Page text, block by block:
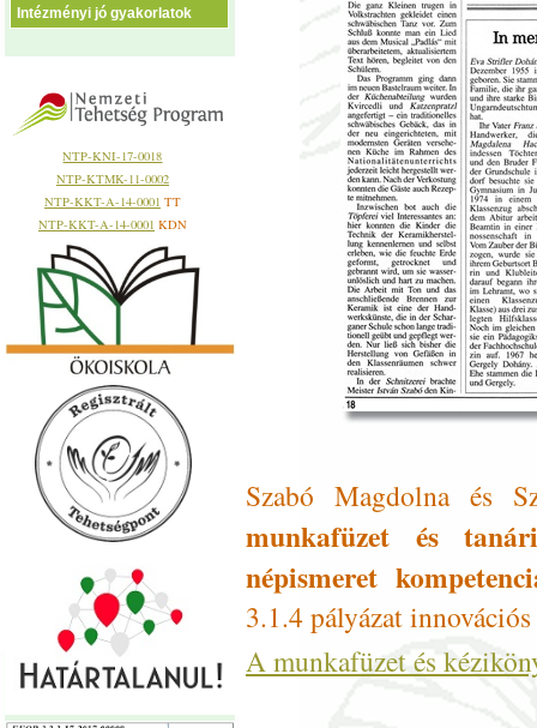
Intézményi jó gyakorlatok
NTP-KNI-17-0018
NTP-KTMK-11-0002
NTP-KKT-A-14-0001 TT
NTP-KKT-A-14-0001 KDN
Szabó Magdolna és
munkafüzet és
népismeret
3.1.4 pályázat
A munkafüzet és